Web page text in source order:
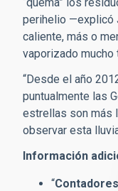
perihelio —explicó
caliente, más o
vaporizado mucho
“Desde el año
puntualmente las
estrellas son más
observar esta
Información
“